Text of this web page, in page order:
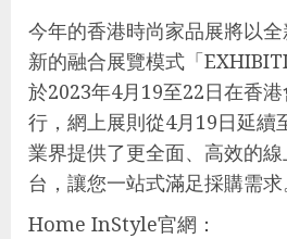
今年的香港時尚家品展將以
新的融合展覽模式「
於2023年4月19至22日在香
行，網上展則從4月19日延續
業界提供了更全面、高效的
台，讓您一站式滿足採購需求
Home InStyle官網：